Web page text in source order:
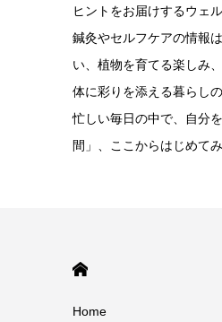
ヒントをお届けするウェ
鍼灸やセルフケアの情報
い、植物を育てる楽しみ
体に彩りを添える暮らし
忙しい毎日の中で、自分
間」、ここからはじめて
Home